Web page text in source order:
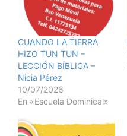
CUANDO LA TIERRA
HIZO TUN TUN –
LECCIÓN BÍBLICA –
Nicia Pérez
10/07/2026
En «Escuela Dominical»